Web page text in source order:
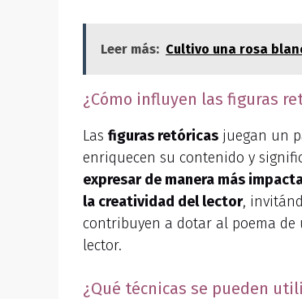
Leer más: Cultivo una rosa
¿Cómo influyen las figuras
Las figuras retóricas juegan un
enriquecen su contenido y
expresar de manera más
la creatividad del lector,
contribuyen a dotar al poema de
lector.
¿Qué técnicas se pueden